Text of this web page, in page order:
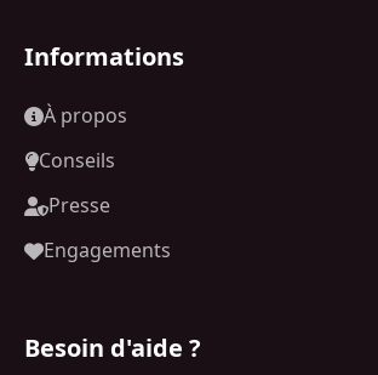
Informations
À propos
Conseils
Presse
Engagements
Besoin d'aide ?